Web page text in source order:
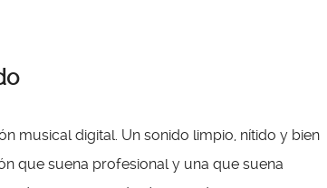
musical digital. Un sonido limpio, nítido y bien
que suena profesional y una que suena